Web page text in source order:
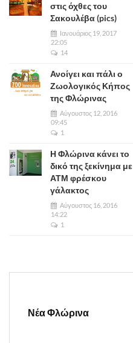
στις όχθες του
Σακουλέβα (pics)
Ιανουάριος 19, 2017
22:05
14
Ανοίγει και πάλι ο
Ζωολογικός Κήπος
της Φλώρινας
Αύγουστος 12, 2016
09:45
1
Η Φλώρινα κάνει το
δικό της ξεκίνημα με
ΑΤΜ φρέσκου
γάλακτος
Αύγουστος 16, 2016
14:22
1
Νέα Φλώρινα